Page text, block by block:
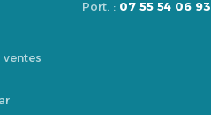
Port. : 07 55 54 06 93